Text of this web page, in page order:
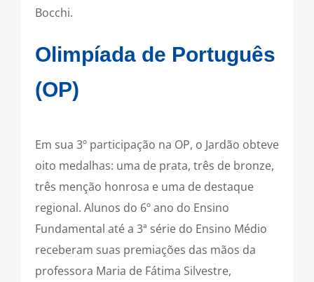
Bocchi.
Olimpíada de Português
(OP)
Em sua 3º participação na OP, o Jardão obteve
oito medalhas: uma de prata, três de bronze,
três menção honrosa e uma de destaque
regional. Alunos do 6º ano do Ensino
Fundamental até a 3ª série do Ensino Médio
receberam suas premiações das mãos da
professora Maria de Fátima Silvestre,